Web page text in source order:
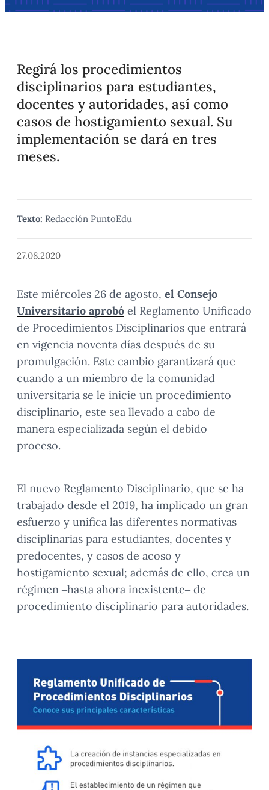
Regirá los procedimientos
disciplinarios para estudiantes,
docentes y autoridades, así como
casos de hostigamiento sexual. Su
implementación se dará en tres
meses.
Texto: Redacción PuntoEdu
27.08.2020
Este miércoles 26 de agosto, el Consejo
Universitario aprobó el Reglamento Unificado
de Procedimientos Disciplinarios que entrará
en vigencia noventa días después de su
promulgación. Este cambio garantizará que
cuando a un miembro de la comunidad
universitaria se le inicie un procedimiento
disciplinario, este sea llevado a cabo de
manera especializada según el debido
proceso.
El nuevo Reglamento Disciplinario, que se ha
trabajado desde el 2019, ha implicado un gran
esfuerzo y unifica las diferentes normativas
disciplinarias para estudiantes, docentes y
predocentes, y casos de acoso y
hostigamiento sexual; además de ello, crea un
régimen –hasta ahora inexistente– de
procedimiento disciplinario para autoridades.